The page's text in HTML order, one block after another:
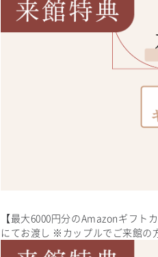
【最大6000円分のAmazonギフ
にてお渡し ※カップルでご来館の